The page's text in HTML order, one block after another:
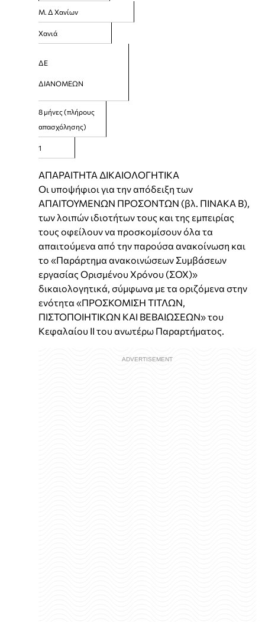
Μ. Δ Χανίων
Χανιά
ΔΕ
ΔΙΑΝΟΜΕΩΝ
8 μήνες (πλήρους
απασχόλησης)
1
ΑΠΑΡΑΙΤΗΤΑ ΔΙΚΑΙΟΛΟΓΗΤΙΚΑ
Οι υποψήφιοι για την απόδειξη των
ΑΠΑΙΤΟΥΜΕΝΩΝ ΠΡΟΣΟΝΤΩΝ (βλ. ΠΙΝΑΚΑ Β),
των λοιπών ιδιοτήτων τους και της εμπειρίας
τους οφείλουν να προσκομίσουν όλα τα
απαιτούμενα από την παρούσα ανακοίνωση και
το «Παράρτημα ανακοινώσεων Συμβάσεων
εργασίας Ορισμένου Χρόνου (ΣΟΧ)»
δικαιολογητικά, σύμφωνα με τα οριζόμενα στην
ενότητα «ΠΡΟΣΚΟΜΙΣΗ ΤΙΤΛΩΝ,
ΠΙΣΤΟΠΟΙΗΤΙΚΩΝ ΚΑΙ ΒΕΒΑΙΩΣΕΩΝ» του
Κεφαλαίου ΙΙ του ανωτέρω Παραρτήματος.